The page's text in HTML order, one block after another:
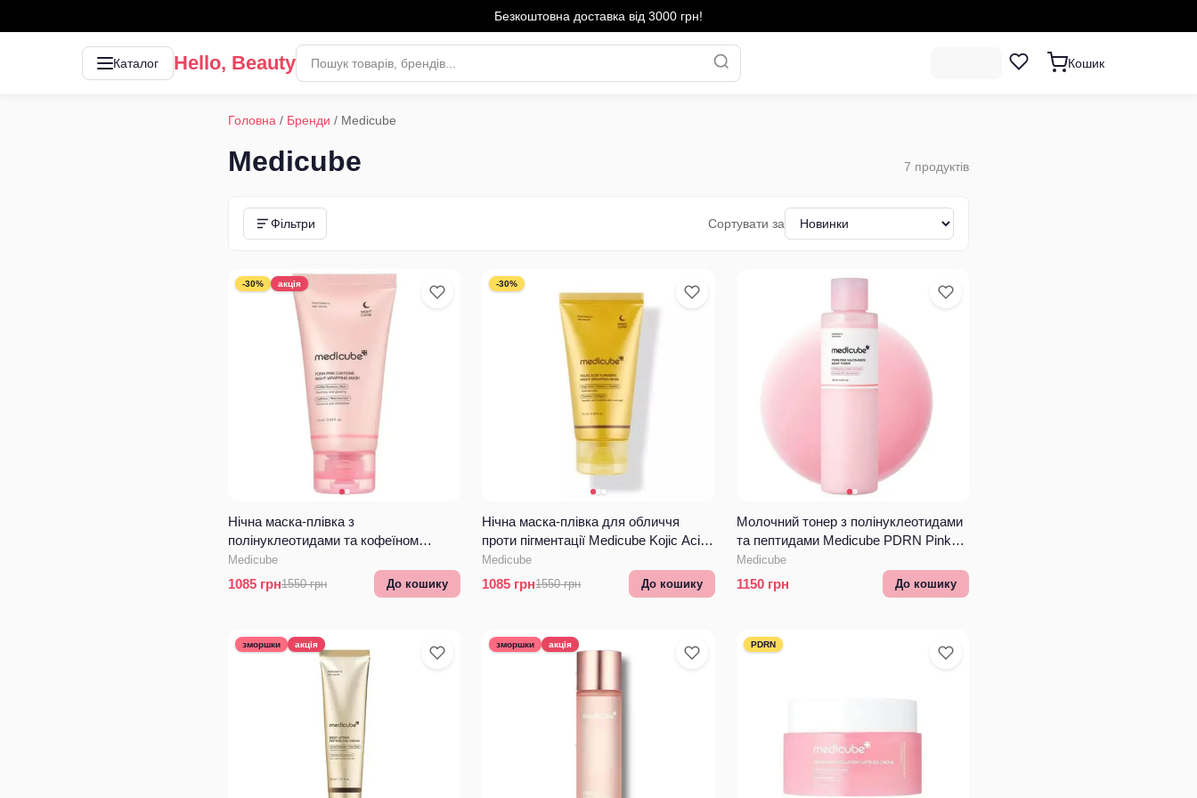
Безкоштовна доставка від 3000 грн!
Каталог Hello, Beauty Кошик
Головна / Бренди / Medicube
Medicube 7 продуктів
Фільтри Сортувати за
-30% акція
Нічна маска-плівка з
полінуклеотидами та кофеїном
Medicube PDRN Pink Caffeine Night
Wrapping Mask
Medicube
1085 грн1550грн До кошику
-30%
Нічна маска-плівка для обличчя
проти пігментації Medicube Kojic Acid
Turmeric Night Wrapping Mask
Medicube
1085 грн1550грн До кошику
Молочний тонер з полінуклеотидами
та пептидами Medicube PDRN Pink
Niacinamide Milky Toner
Medicube
1150грн До кошику
зморшки акція зморшки акція PDRN